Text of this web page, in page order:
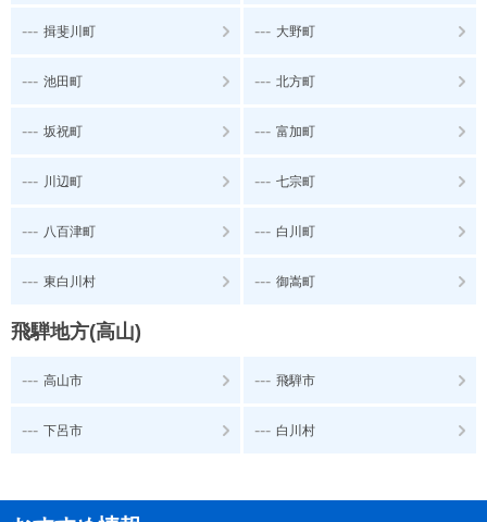
--- 揖斐川町 --- 大野町
--- 池田町 --- 北方町
--- 坂祝町 --- 富加町
--- 川辺町 --- 七宗町
--- 八百津町 --- 白川町
--- 東白川村 --- 御嵩町
飛騨地方(高山)
--- 高山市 --- 飛騨市
--- 下呂市 --- 白川村